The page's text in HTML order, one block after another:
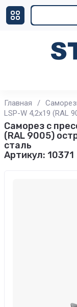
Главная /
LSP-W 4,2х19 (RAL
Саморез с
(RAL 9005)
сталь
Артикул: 10371